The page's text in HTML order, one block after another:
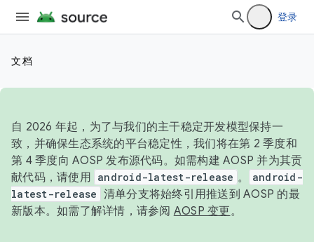
登录
文档
自 2026 年起，为了与我们的主干稳定开发模型保持一
致，并确保生态系统的平台稳定性，我们将在第 2 季度和
第 4 季度向 AOSP 发布源代码。如需构建 AOSP 并为其贡
献代码，请使用 android-latest-release 。
android-
latest-release 清单分支将始终引用推送到 AOSP 的最
新版本。如需了解详情，请参阅 AOSP 变更。